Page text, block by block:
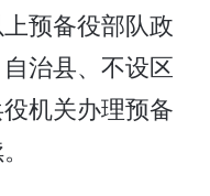
预备役部队政
治县、不设区
机关办理预备